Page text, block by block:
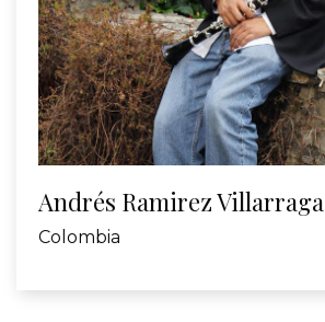
Andrés Ramirez Villarraga
Colombia